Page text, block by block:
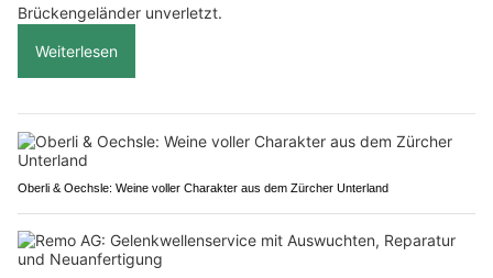
Brückengeländer unverletzt.
Weiterlesen
Oberli & Oechsle: Weine voller Charakter aus dem Zürcher Unterland